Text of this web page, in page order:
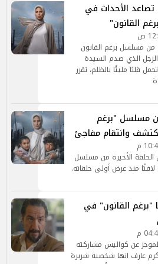
الأحداث في
تتصاعد الأحداث في الحلقة 26 من مسلسل برغم القانون
الذي صدم السيدة
قلبًا مليئًا بالظلم، تقرر
مسلسل "برغم
وانتقام مفاجئ
الحلقة الأخيرة من مسلسل
لافتًا منذ عرض أولى حلقاته.
القانون" في
عن كواليس مشاركته
عارف انها شخصية شريرة